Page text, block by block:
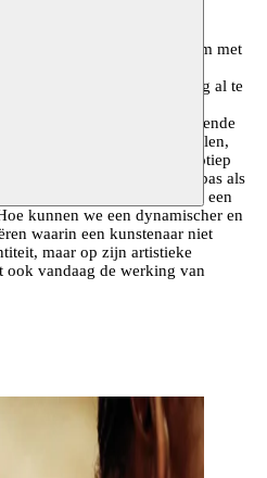
Belgrado.
uit moussem.eu zet Moussem met
in 2013 het meertalige
/ Do your Arab thing op. Nog al te
beeldend kunstenaars en
het bolwerk van gezaghebbende
Arabische ‘troefkaart’ uitspelen,
wat een westerling als stereotiep
wordt artistiek werk pas als
een kwaliteitslabel krijgt van een
kunnen we een dynamischer en
waarin een kunstenaar niet
maar op zijn artistieke
ook vandaag de werking van